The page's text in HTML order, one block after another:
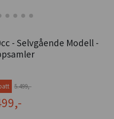
- Selvgående Modell -
5.499,-